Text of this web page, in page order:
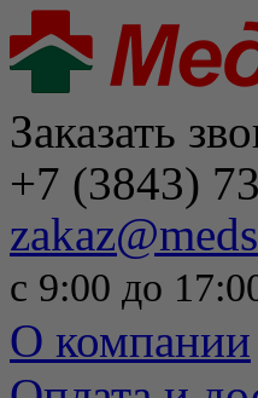
Заказать
+7 (3843)
с 9:00 до
О компании